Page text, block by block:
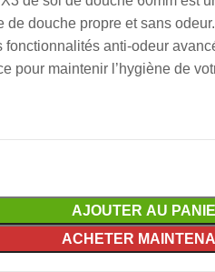
de douche propre et sans
fonctionnalités anti-odeur
pour maintenir l’hygiène de
AJOUTER AU
ACHETER